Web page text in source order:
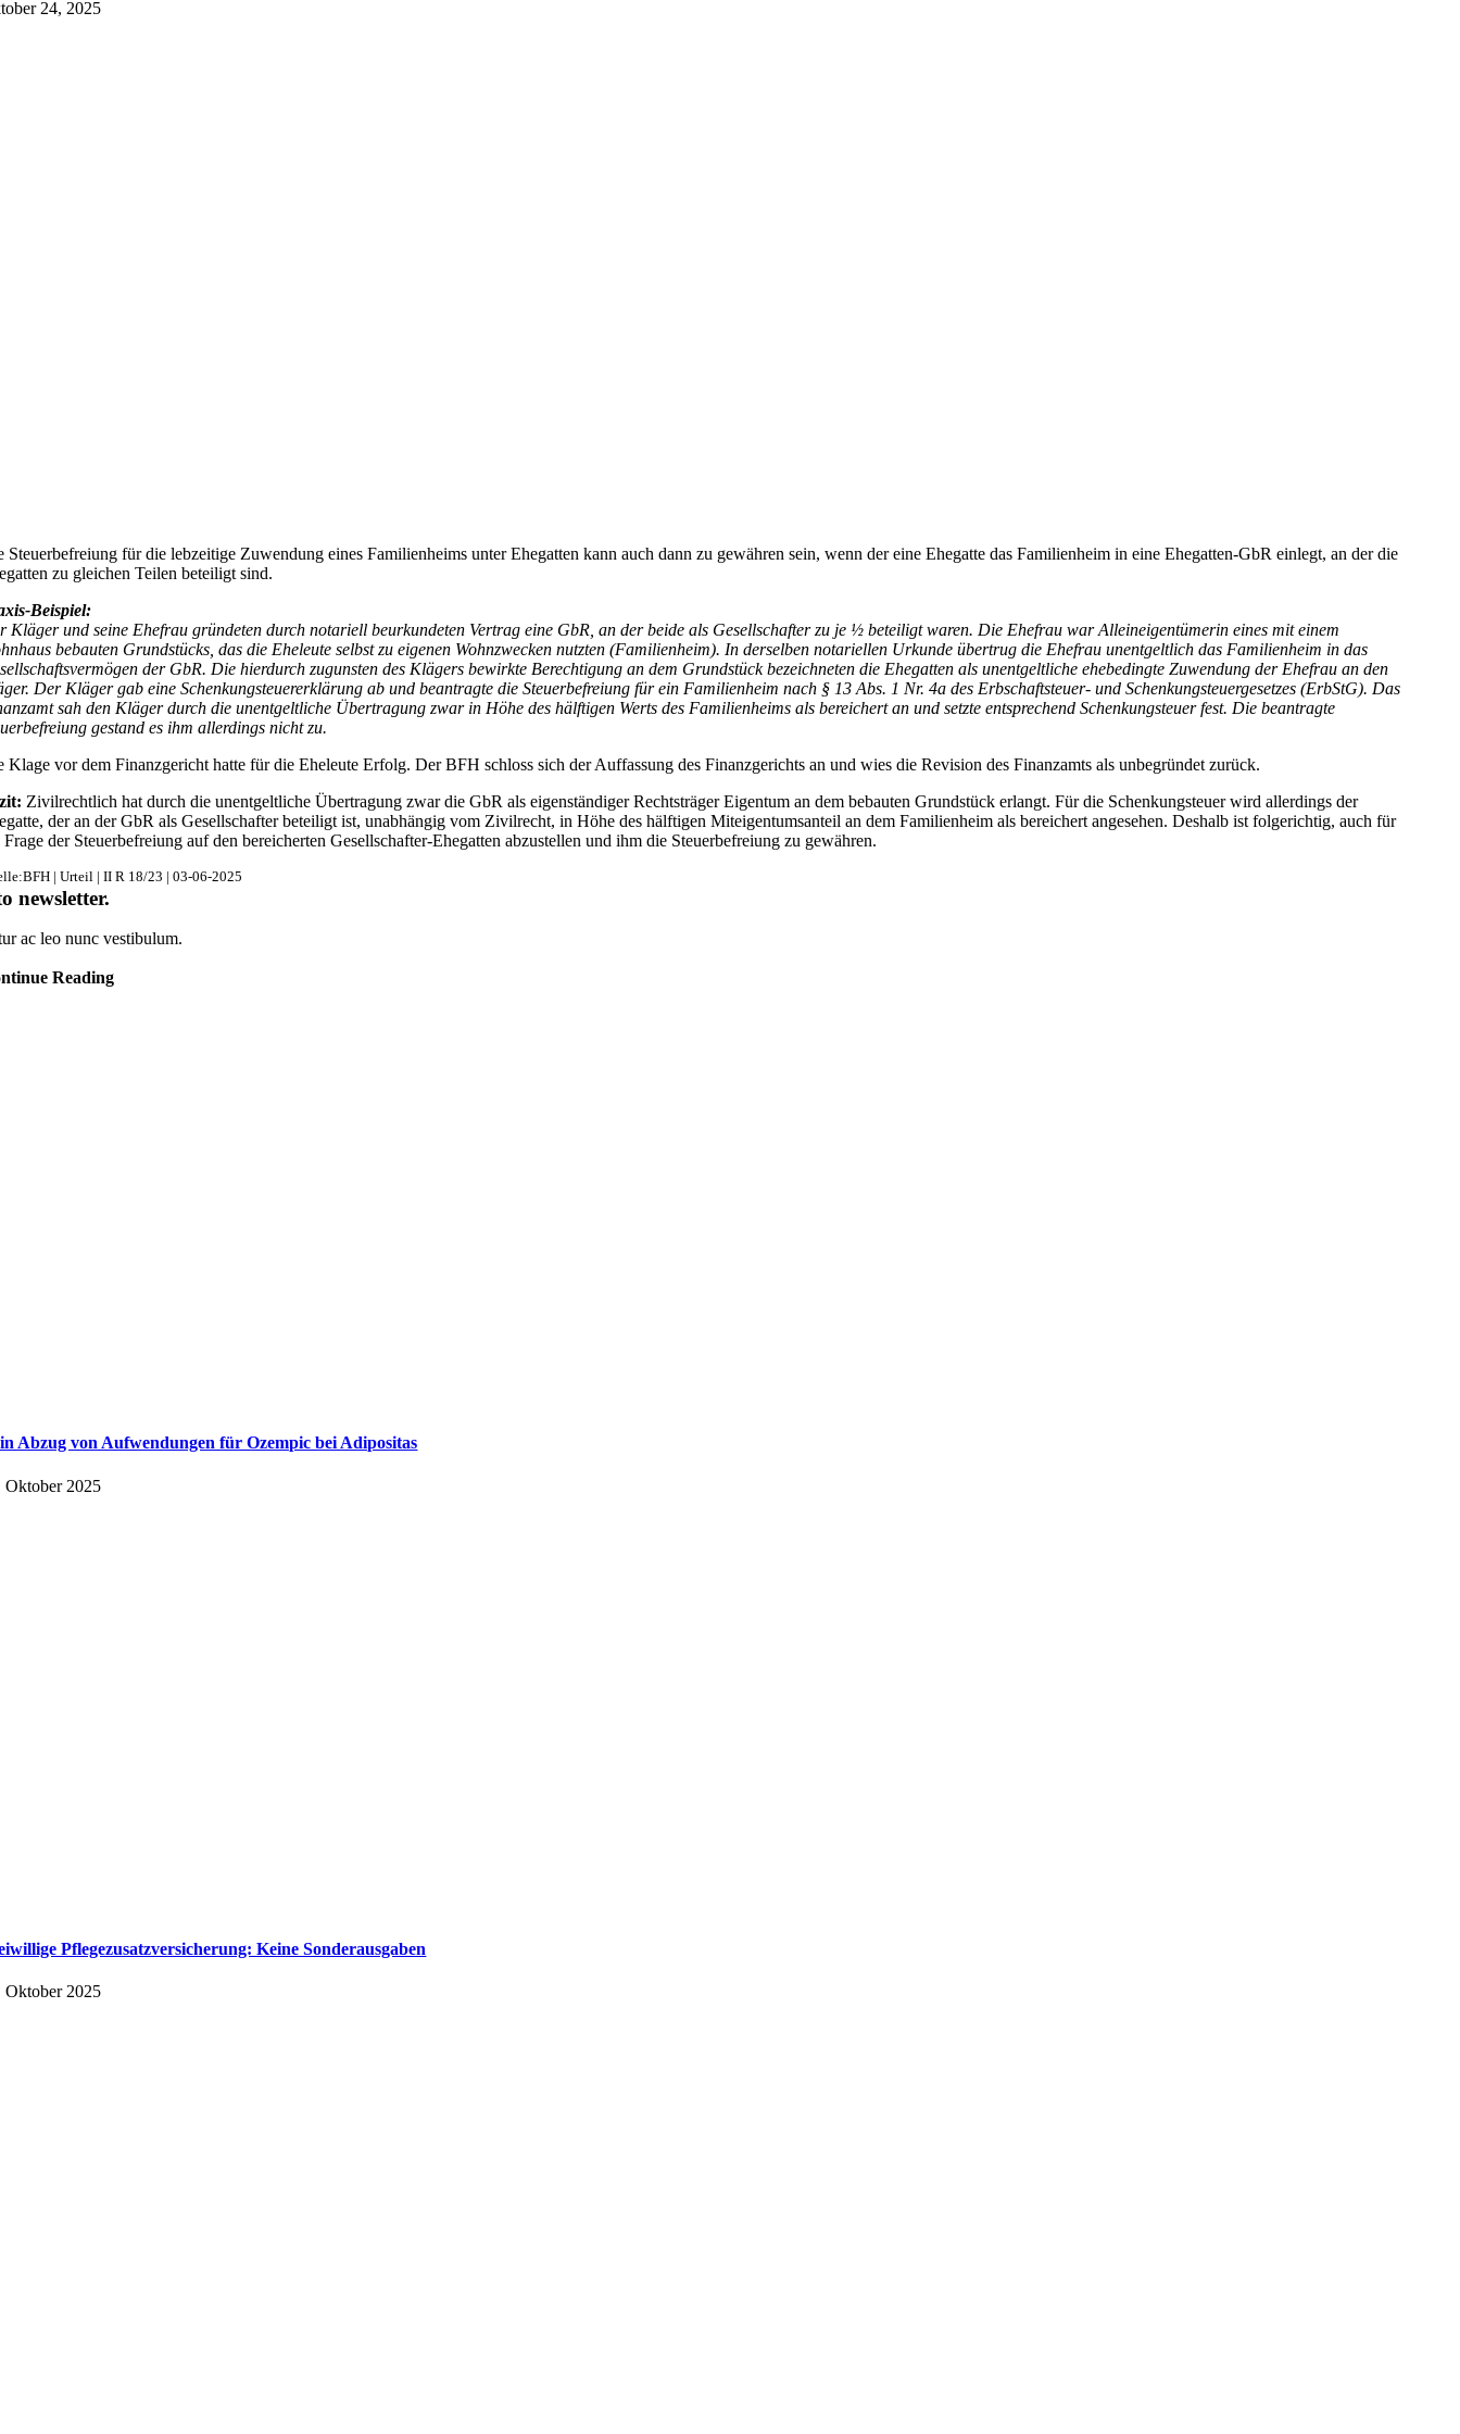
24, 2025
Steuerbefreiung für die lebzeitige Zuwendung eines Familienheims unter Ehegatten kann auch dann zu gewähren sein, wenn der eine Ehegatte das Familienheim in eine Ehegatten-GbR einlegt, an der die
zu gleichen Teilen beteiligt sind.
Beispiel:
Kläger und seine Ehefrau gründeten durch notariell beurkundeten Vertrag eine GbR, an der beide als Gesellschafter zu je ½ beteiligt waren. Die Ehefrau war Alleineigentümerin eines mit einem
bebauten Grundstücks, das die Eheleute selbst zu eigenen Wohnzwecken nutzten (Familienheim). In derselben notariellen Urkunde übertrug die Ehefrau unentgeltlich das Familienheim in das
der GbR. Die hierdurch zugunsten des Klägers bewirkte Berechtigung an dem Grundstück bezeichneten die Ehegatten als unentgeltliche ehebedingte Zuwendung der Ehefrau an den
Der Kläger gab eine Schenkungsteuererklärung ab und beantragte die Steuerbefreiung für ein Familienheim nach § 13 Abs. 1 Nr. 4a des Erbschaftsteuer- und Schenkungsteuergesetzes (ErbStG). Das
sah den Kläger durch die unentgeltliche Übertragung zwar in Höhe des hälftigen Werts des Familienheims als bereichert an und setzte entsprechend Schenkungsteuer fest. Die beantragte
gestand es ihm allerdings nicht zu.
Klage vor dem Finanzgericht hatte für die Eheleute Erfolg. Der BFH schloss sich der Auffassung des Finanzgerichts an und wies die Revision des Finanzamts als unbegründet zurück.
Zivilrechtlich hat durch die unentgeltliche Übertragung zwar die GbR als eigenständiger Rechtsträger Eigentum an dem bebauten Grundstück erlangt. Für die Schenkungsteuer wird allerdings der
der an der GbR als Gesellschafter beteiligt ist, unabhängig vom Zivilrecht, in Höhe des hälftigen Miteigentumsanteil an dem Familienheim als bereichert angesehen. Deshalb ist folgerichtig, auch für
Frage der Steuerbefreiung auf den bereicherten Gesellschafter-Ehegatten abzustellen und ihm die Steuerbefreiung zu gewähren.
| Urteil | II R 18/23 | 03-06-2025
newsletter.
ac leo nunc vestibulum.
Reading
Abzug von Aufwendungen für Ozempic bei Adipositas
Oktober 2025
Pflegezusatzversicherung: Keine Sonderausgaben
Oktober 2025